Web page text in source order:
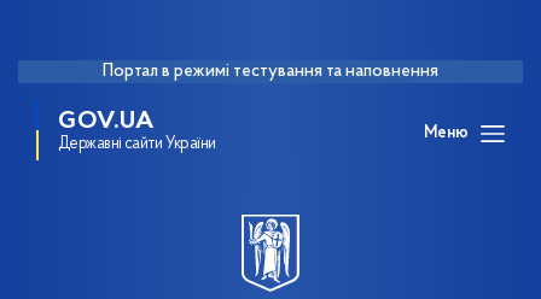
Портал в режимі тестування та наповнення
GOV.UA
Державні сайти України
Меню